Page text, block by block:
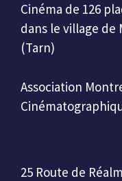
Cinéma de 126
dans le village
(Tarn)
Association
25 Route de